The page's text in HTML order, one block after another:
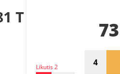
T
Likutis 2
73